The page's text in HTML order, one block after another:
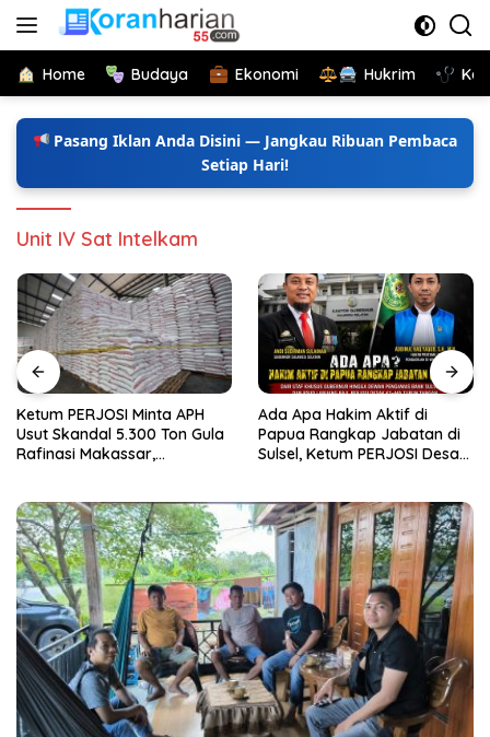
Langsung
Home Budaya Ekonomi Hukrim
Pasang Iklan Anda Disini — Jangkau Ribuan Pembaca
Setiap Hari!
Unit IV Sat Intelkam
Ketum PERJOSI Minta APH
Usut Skandal 5.300 Ton Gula
Rafinasi Makassar,
Ada Apa Hakim Aktif di
Papua Rangkap Jabatan di
Sulsel, Ketum PERJOSI Desak